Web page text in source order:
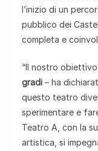
l’inizio di un
pubblico dei
completa e
“Il nostro
gradi – ha
questo teatro
sperimentare e
Teatro A, con la
artistica, si